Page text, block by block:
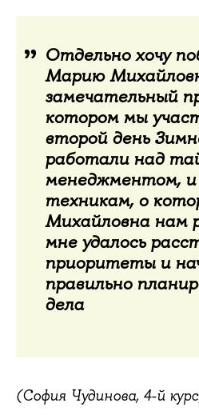
Отдельно хочу
Марию
замечательный
котором мы
второй день
работали над
менеджментом, и
техникам, о
Михайловна нам
мне удалось
приоритеты и
правильно
дела
(София Чудинова, 4-й